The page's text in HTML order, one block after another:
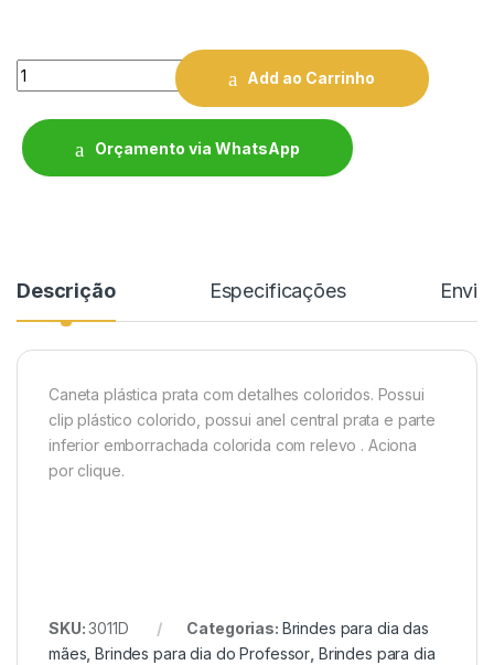
Quantity
Add ao Carrinho
Orçamento via WhatsApp
Descrição Especificações
Caneta plástica prata com detalhes coloridos. Possui
clip plástico colorido, possui anel central prata e parte
inferior emborrachada colorida com relevo . Aciona
por clique.
SKU:3011D Categorias: Brindes para dia das
mães ,Brindes para dia do Professor Brindes para dia